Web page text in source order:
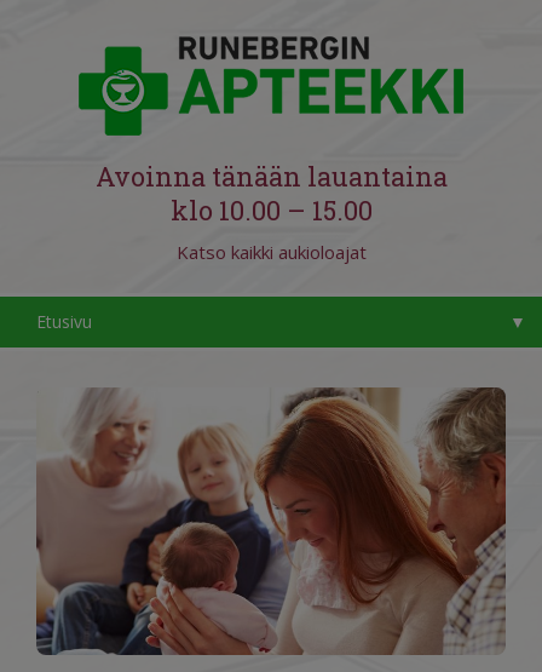
Runebergin apteekki
Avoinna tänään lauantaina
klo 10.00 – 15.00
Katso kaikki aukioloajat
Etusivu